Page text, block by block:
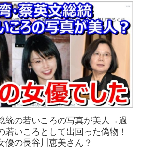
統の若いころの写真が美人→過
若いころとして出回った偽物！
優の長谷川恵美さん？